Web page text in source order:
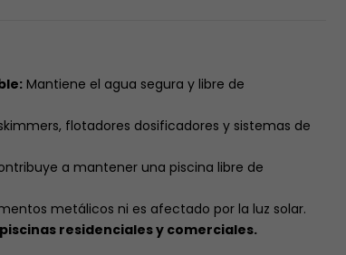
Mantiene el agua segura y libre de
flotadores dosificadores y sistemas de
a mantener una piscina libre de
metálicos ni es afectado por la luz solar.
residenciales y comerciales.